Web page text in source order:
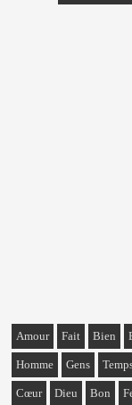
Amour Fait Bien
Homme Gens
Cœur Dieu Bon